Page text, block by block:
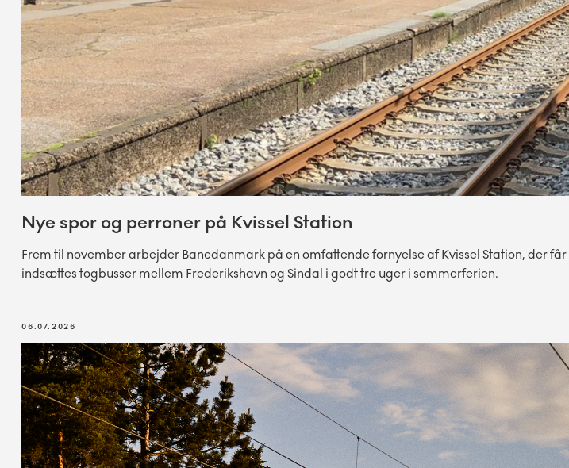
Nye spor og perroner på Kvissel Station
Frem til november arbejder Banedanmark på en omfattende fornyelse af Kvissel Station, der
indsættes togbusser mellem Frederikshavn og Sindal i godt tre uger i sommerferien.
06.07.2026